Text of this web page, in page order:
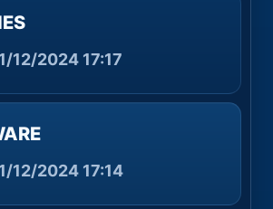
12/2024 17:17
12/2024 17:14